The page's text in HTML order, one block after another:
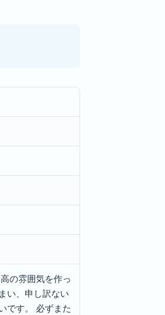
の雰囲気を作っ
い、申し訳ない
です。 必ずまた